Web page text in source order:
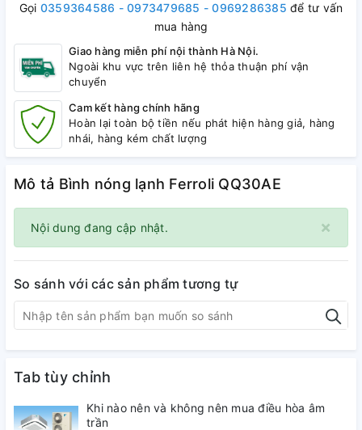
Gọi 0359364586 - 0973479685 - 0969286385 để tư vấn
mua hàng
Giao hàng miễn phí nội thành Hà Nội.
Ngoài khu vực trên liên hệ thỏa thuận phí vận
chuyển
Cam kết hàng chính hãng
Hoàn lại toàn bộ tiền nếu phát hiện hàng giả, hàng
nhái, hàng kém chất lượng
Mô tả Bình nóng lạnh Ferroli QQ30AE
×
Nội dung đang cập nhật.
So sánh với các sản phẩm tương tự
Tab tùy chỉnh
Khi nào nên và không nên mua điều hòa âm
trần